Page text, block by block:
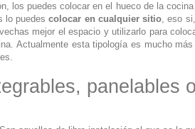
los puedes colocar en el hueco de la
lo puedescolocar en cualquier sitio, eso
mejor el espacio y utilizarlo para
Actualmente esta tipología es mucho
panelables